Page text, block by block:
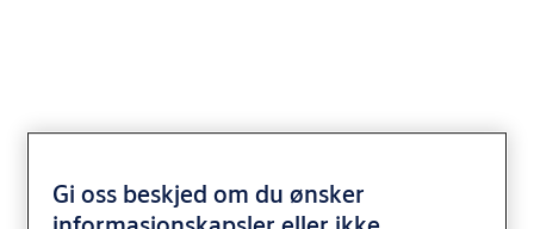
Miljødeklarasjon
Gi oss beskjed om du ønsker